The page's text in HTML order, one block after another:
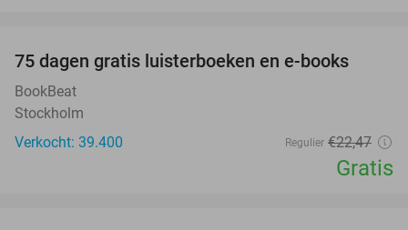
75 dagen gratis luisterboeken en e-books
BookBeat
Stockholm
Verkocht: 39.400
Regulier €22,47
Gratis